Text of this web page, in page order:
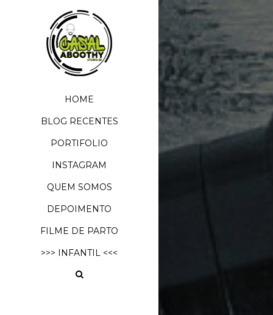
HOME
BLOG RECENTES
PORTIFOLIO
INSTAGRAM
QUEM SOMOS
DEPOIMENTO
FILME DE PARTO
>>> INFANTIL <<<